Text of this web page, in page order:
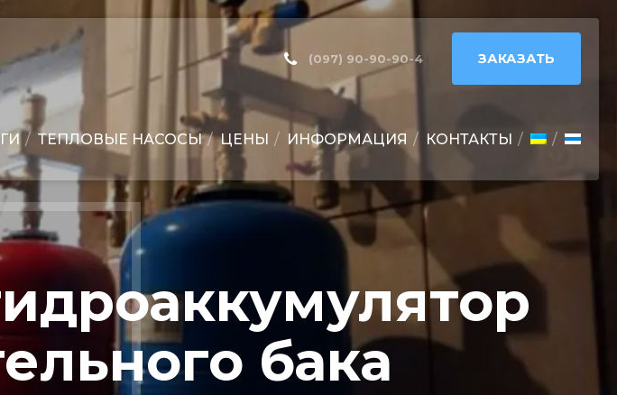
(097) 90-90-90-4 ЗАКАЗАТЬ
ТЕПЛОВЫЕ НАСОСЫ ЦЕНЫ ИНФОРМАЦИЯ КОНТАКТЫ
бака